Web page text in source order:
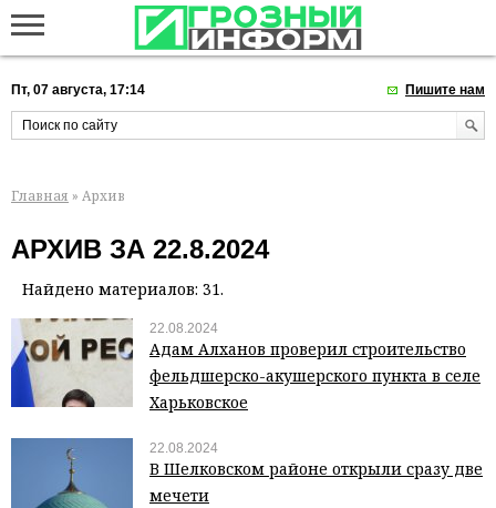
Пт, 07 августа, 17:14 Пишите нам
Главная » Архив
АРХИВ ЗА 22.8.2024
Найдено материалов: 31.
22.08.2024
Адам Алханов проверил строительство
фельдшерско-акушерского пункта в селе
Харьковское
22.08.2024
В Шелковском районе открыли сразу две
мечети